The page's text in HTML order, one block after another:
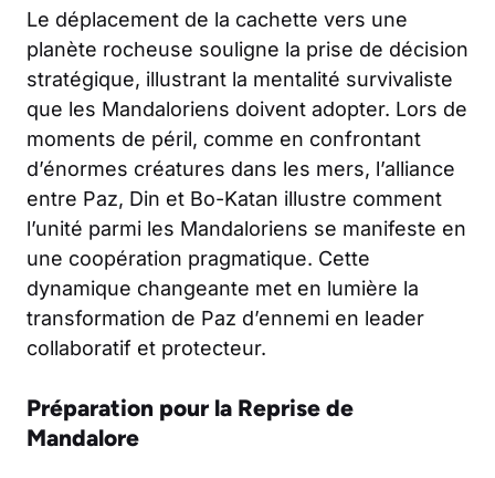
Le déplacement de la cachette vers une
planète rocheuse souligne la prise de décision
stratégique, illustrant la mentalité survivaliste
que les Mandaloriens doivent adopter. Lors de
moments de péril, comme en confrontant
d’énormes créatures dans les mers, l’alliance
entre Paz, Din et Bo-Katan illustre comment
l’unité parmi les Mandaloriens se manifeste en
une coopération pragmatique. Cette
dynamique changeante met en lumière la
transformation de Paz d’ennemi en leader
collaboratif et protecteur.
Préparation pour la Reprise de
Mandalore